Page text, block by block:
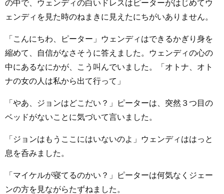
の中で、ウェンディの白いドレスはピーターがはじめてウ
ェンディを見た時のねまきに見えたにちがいありません。
「こんにちわ、ピーター」ウェンディはできるかぎり身を
縮めて、自信がなさそうに答えました。ウェンディの心の
中にあるなにかが、こう叫んでいました。「オトナ、オト
ナの女の人は私から出て行って」
「やあ、ジョンはどこだい？」ピーターは、突然３つ目の
ベッドがないことに気づいて言いました。
「ジョンはもうここにはいないのよ」ウェンディははっと
息を呑みました。
「マイケルが寝てるのかい？」ピーターは何気なくジェー
ンの方を見ながらたずねました。